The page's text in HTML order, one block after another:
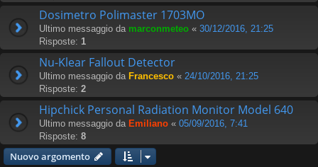
Dosimetro Polimaster 1703MO
Ultimo messaggio da marconmeteo « 30/12/2016, 21:25
Risposte: 1
Nu-Klear Fallout Detector
Ultimo messaggio da Francesco « 24/10/2016, 21:25
Risposte: 2
Hipchick Personal Radiation Monitor Model 640
Ultimo messaggio da Emiliano « 05/09/2016, 7:41
Risposte: 8
Nuovo argomento